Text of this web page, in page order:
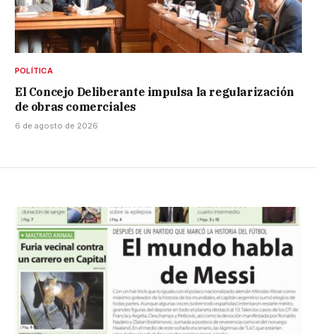
POLÍTICA
El Concejo Deliberante impulsa la regularización
de obras comerciales
6 de agosto de 2026